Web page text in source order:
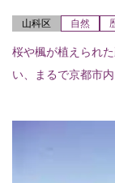
山科区 自然
桜や楓が植えられ
い、まるで京都市
桜に染まる春は、